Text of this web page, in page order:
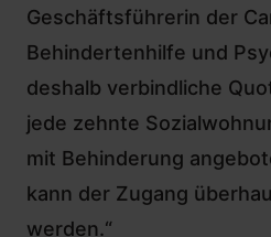
Geschäftsführerin der
Behindertenhilfe und
deshalb verbindliche
jede zehnte
mit Behinderung
kann der Zugang
werden.“